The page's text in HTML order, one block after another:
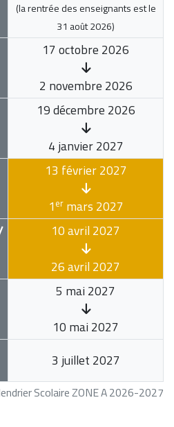
Scolaire ZONE A 2026-2027
(la rentrée des enseignants est le
31 août 2026)
17 octobre 2026
2 novembre 2026
19 décembre 2026
4 janvier 2027
13 février 2027
1ermars 2027
10 avril 2027
26 avril 2027
5 mai 2027
10 mai 2027
3 juillet 2027